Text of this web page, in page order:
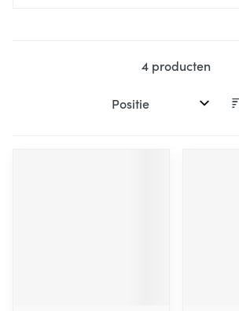
4 producten
Sorteer op: